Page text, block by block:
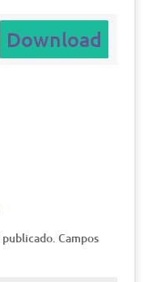
Download
publicado. Campos